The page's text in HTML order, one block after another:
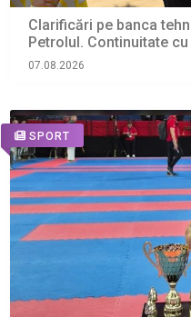
Clarificări pe banca
Petrolul. Continuitate
07.08.2026
SPORT